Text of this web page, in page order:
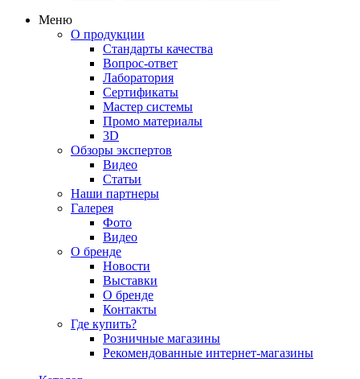
Меню
О продукции
Стандарты качества
Вопрос-ответ
Лаборатория
Сертификаты
Мастер системы
Промо материалы
3D
Обзоры экспертов
Видео
Статьи
Наши партнеры
Галерея
Фото
Видео
О бренде
Новости
Выставки
О бренде
Контакты
Где купить?
Розничные магазины
Рекомендованные интернет-магазины